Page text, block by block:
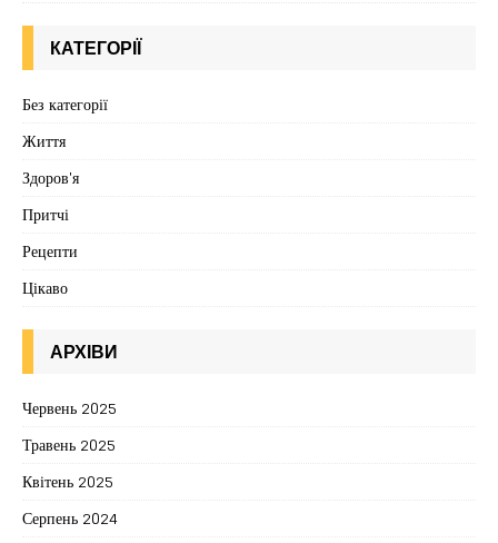
КАТЕГОРІЇ
Без категорії
Життя
Здоров'я
Притчі
Рецепти
Цікаво
АРХІВИ
Червень 2025
Травень 2025
Квітень 2025
Серпень 2024